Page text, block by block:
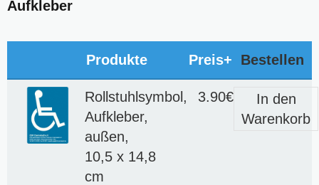
Aufkleber
Produkte Preis+ Bestellen
Rollstuhlsymbol,
Aufkleber,
außen,
10,5 x 14,8
cm
3.90€
In den
Warenkorb